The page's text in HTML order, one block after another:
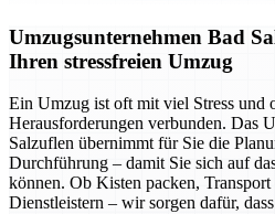
Umzugsunternehmen Bad
Ihren stressfreien Umzug
Ein Umzug ist oft mit viel Stress und
Herausforderungen verbunden. Das
Salzuflen übernimmt für Sie die
Durchführung – damit Sie sich auf
können. Ob Kisten packen,
Dienstleistern – wir sorgen dafür,